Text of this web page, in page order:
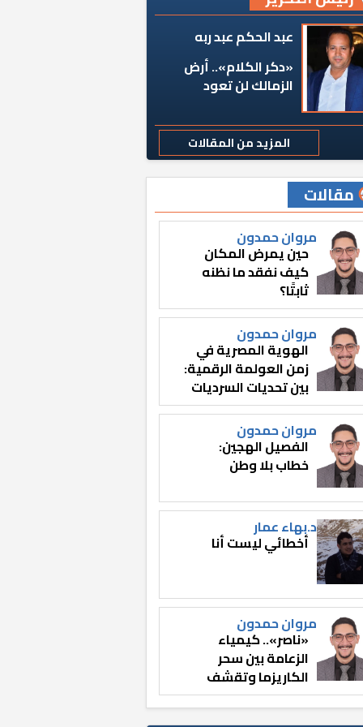
عبد الحكم عبد ربه
«دكر الكلام».. أرض
الزمالك لن تعود
المزيد من المقالات
مقالات
مروان حمدون
حين يمرض المكان
كيف نفقد ما نظنه
ثابتًا؟
مروان حمدون
الهوية المصرية في
زمن العولمة الرقمية:
بين تحديات السرديات
وصناعة الوعي
مروان حمدون
الفصيل الهجين:
خطاب بلا وطن
د.بهاء عمار
أخطائي ليست أنا
مروان حمدون
«ناصر».. كيمياء
الزعامة بين سحر
الكاريزما وتقشف
الثائر